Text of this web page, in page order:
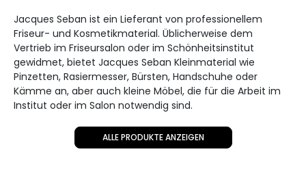
Jacques Seban ist ein Lieferant von professionellem
Friseur- und Kosmetikmaterial. Üblicherweise dem
Vertrieb im Friseursalon oder im Schönheitsinstitut
gewidmet, bietet Jacques Seban Kleinmaterial wie
Pinzetten, Rasiermesser, Bürsten, Handschuhe oder
Kämme an, aber auch kleine Möbel, die für die Arbeit im
Institut oder im Salon notwendig sind.
ALLE PRODUKTE ANZEIGEN